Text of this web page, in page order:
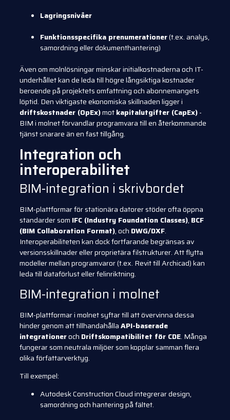
Lagringsnivåer
Funktionsspecifika prenumerationer(t.ex. analys,
samordning eller dokumenthantering)
Även om molnlösningar minskar initialkostnaderna och IT-
underhållet kan de leda till högre långsiktiga kostnader
beroende på projektets omfattning och abonnemangets
löptid. Den viktigaste ekonomiska skillnaden ligger i
driftskostnader (OpEx)motkapitalutgifter (CapEx)-
BIM i molnet förvandlar programvara till en återkommande
tjänst snarare än en fast tillgång.
Integration och
interoperabilitet
BIM-integration i skrivbordet
BIM-plattformar för stationära datorer stöder ofta öppna
standarder som IFC (Industry Foundation Classes), BCF
(BIM Collaboration Format), och DWG/DXF.
Interoperabiliteten kan dock fortfarande begränsas av
versionsskillnader eller proprietära filstrukturer. Att flytta
modeller mellan programvaror (t.ex. Revit till Archicad) kan
leda till dataförlust eller felinriktning.
BIM-integration i molnet
BIM-plattformar i molnet syftar till att övervinna dessa
hinder genom att tillhandahållaAPI-baserade
integrationeroch Driftskompatibilitet för CDE. Många
fungerar som neutrala miljöer som kopplar samman flera
olika författarverktyg.
Till exempel:
Autodesk Construction Cloud integrerar design,
samordning och hantering på fältet.